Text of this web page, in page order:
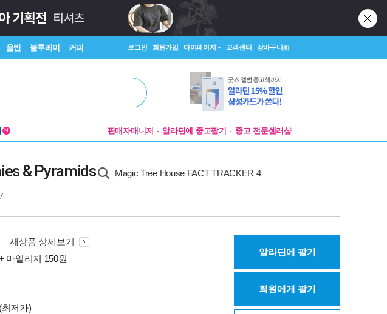
음반 블루레이 커피 로그인 회원가입 마이페이지 고객센터 장바구니(0)
N 판매자매니저 알라딘에 중고팔기 중고 전문셀러샵
& Pyramids Magic Tree House FACT TRACKER 4
새상품 상세보기
마일리지 150원
(최저가)
알라딘에 팔기
회원에게 팔기